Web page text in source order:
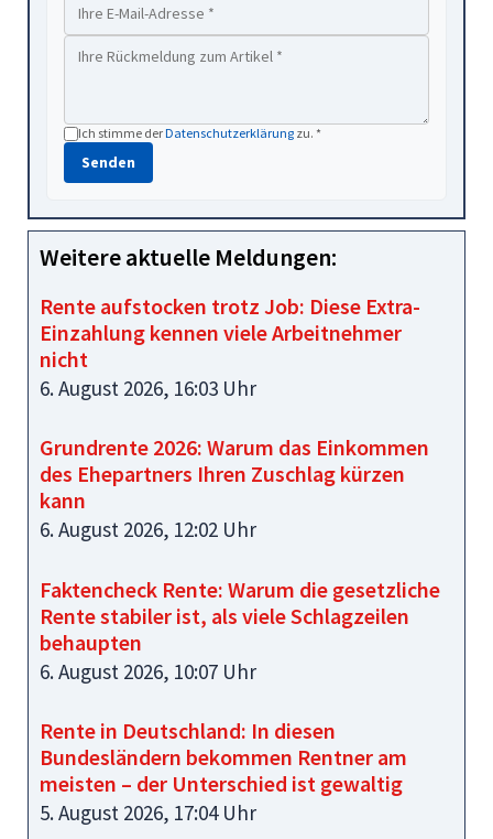
Ich stimme derDatenschutzerklärung zu. *
Senden
Weitere aktuelle Meldungen:
Rente aufstocken trotz Job: Diese Extra-
Einzahlung kennen viele Arbeitnehmer
nicht
6. August 2026, 16:03 Uhr
Grundrente 2026: Warum das Einkommen
des Ehepartners Ihren Zuschlag kürzen
kann
6. August 2026, 12:02 Uhr
Faktencheck Rente: Warum die gesetzliche
Rente stabiler ist, als viele Schlagzeilen
behaupten
6. August 2026, 10:07 Uhr
Rente in Deutschland: In diesen
Bundesländern bekommen Rentner am
meisten – der Unterschied ist gewaltig
5. August 2026, 17:04 Uhr